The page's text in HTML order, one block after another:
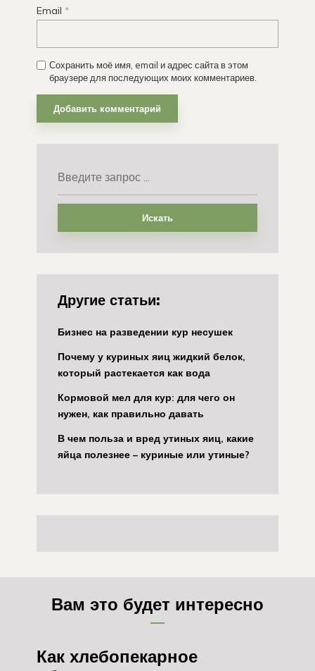
Email *
Сохранить моё имя, email и адрес сайта в этом
браузере для последующих моих комментариев.
Искать
Другие статьи:
Бизнес на разведении кур несушек
Почему у куриных яиц жидкий белок,
который растекается как вода
Кормовой мел для кур: для чего он
нужен, как правильно давать
В чем польза и вред утиных яиц, какие
яйца полезнее – куриные или утиные?
Вам это будет интересно
Как хлебопекарное